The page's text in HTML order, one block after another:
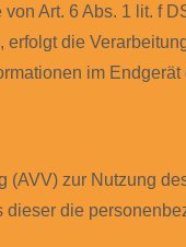
Art. 6 Abs. 1 lit. f
die
im
(AVV) zur Nutzung
die